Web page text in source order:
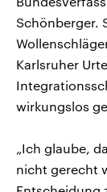
Schönberger.
Karlsruher
wirkungslos
„Ich glaube,
nicht gerecht